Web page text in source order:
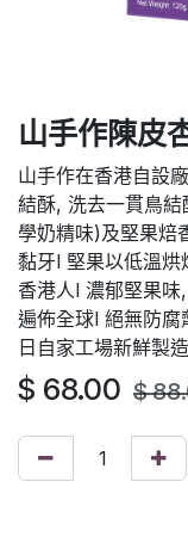
山手作陳皮
山手作在香港自設
結酥, 洗去一貫鳥
學奶精味)及堅果焙
黏牙l 堅果以低溫
香港人l 濃郁堅果
遍佈全球l 絕無防
日自家工場新鮮製
$ 68.00 $